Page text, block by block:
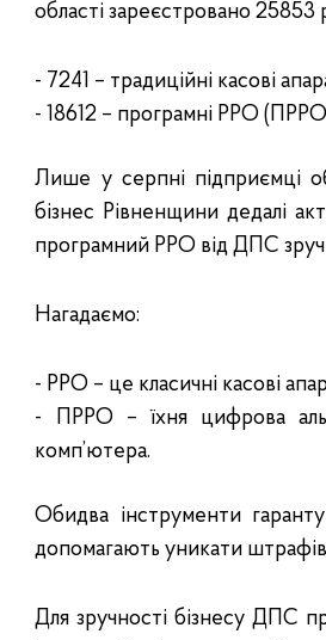
області зареєстровано
- 7241 – традиційні касові
- 18612 – програмні РРО
Лише у серпні підприємці
бізнес Рівненщини дедалі
програмний РРО від ДПС
Нагадаємо:
- РРО – це класичні касові
- ПРРО – їхня цифрова
комп’ютера.
Обидва інструменти
допомагають уникати
Для зручності бізнесу ДПС